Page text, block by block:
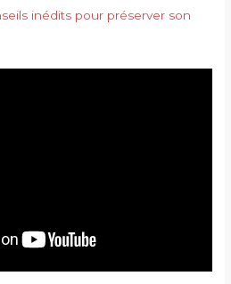
inédits pour préserver son